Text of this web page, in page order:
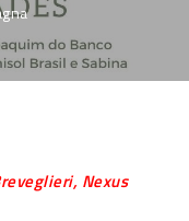
Nexus